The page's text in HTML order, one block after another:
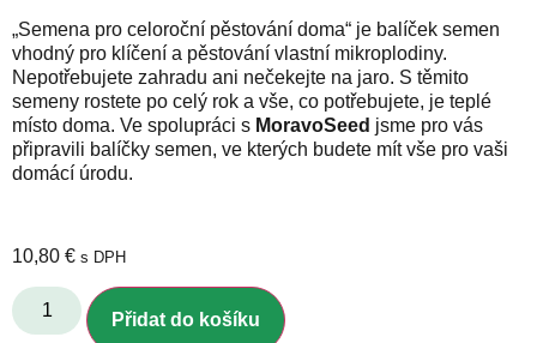
„Semena pro celoroční pěstování doma“ je balíček semen
vhodný pro klíčení a pěstování vlastní mikroplodiny.
Nepotřebujete zahradu ani nečekejte na jaro. S těmito
semeny rostete po celý rok a vše, co potřebujete, je teplé
místo doma. Ve spolupráci s MoravoSeed jsme pro vás
připravili balíčky semen, ve kterých budete mít vše pro vaši
domácí úrodu.
10,80 € s DPH
Přidat do košíku